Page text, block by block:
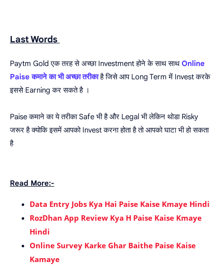
Last Words
Paytm Gold एक तरह से अच्छा Investment होने के साथ साथ Online
Paise कमाने का भी अच्छा तरीकाहै जिसे आप Long Term में Invest करके
इससे Earning कर सकते है ।
Paise कमाने का ये तरीका Safe भी है और Legal भी लेकिन थोडा Risky
जरूर है क्योकि इसमें आपको Invest करना होता है तो आपको घाटा भी हो सकता
है
Read More:-
Data Entry Jobs Kya Hai Paise Kaise Kmaye Hindi
RozDhan App Review Kya H Paise Kaise Kmaye
Hindi
Online Survey Karke Ghar Baithe Paise Kaise
Kamaye